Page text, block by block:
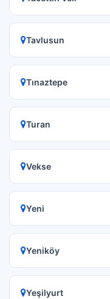
Tavlusun
Tınaztepe
Turan
Vekse
Yeni
Yeniköy
Yeşilyurt